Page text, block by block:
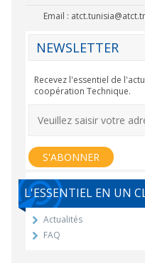
Email :
NEWSLETTER
Recevez l'essentiel de
coopération Technique.
L'ESSENTIEL EN UN
Actualités
FAQ